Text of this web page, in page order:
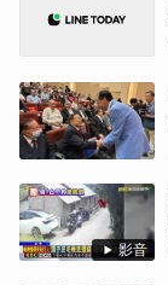
影音